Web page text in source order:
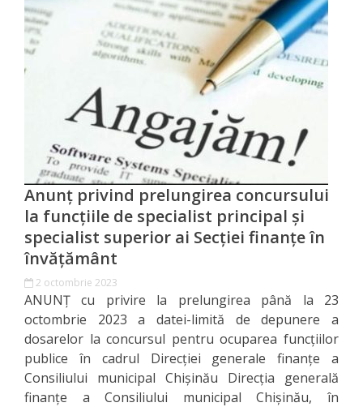
Media
Noutăți
Galerie
Foto
Galerie
Video
Contacte
Anunț privind prelungirea concursului
la funcțiile de specialist principal şi
specialist superior ai Secţiei finanţe în
învăţământ
2 octombrie 2023
ANUNȚ cu privire la prelungirea până la 23
octombrie 2023 a datei-limită de depunere a
dosarelor la concursul pentru ocuparea funcţiilor
publice în cadrul Direcţiei generale finanţe a
Consiliului municipal Chişinău Direcţia generală
finanţe a Consiliului municipal Chişinău, în